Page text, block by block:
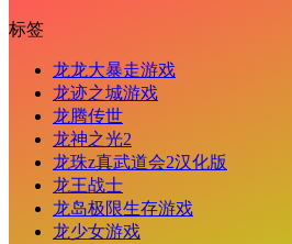
标签
龙龙大暴走游戏
龙迹之城游戏
龙腾传世
龙神之光2
龙珠z真武道会2汉化版
龙王战士
龙岛极限生存游戏
龙少女游戏